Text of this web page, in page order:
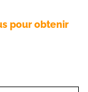
pour obtenir